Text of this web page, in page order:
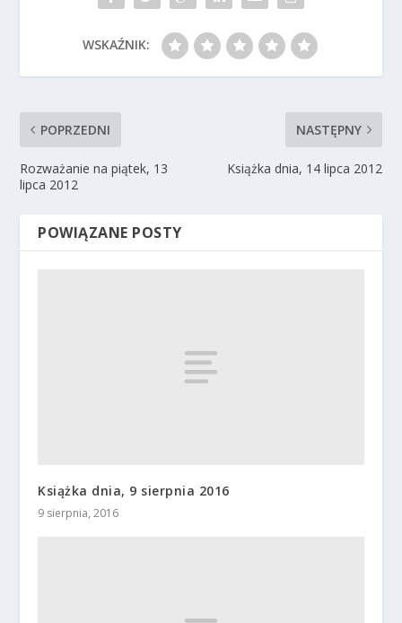
WSKAŹNIK:
POPRZEDNI
Rozważanie na piątek, 13
lipca 2012
NASTĘPNY
Książka dnia, 14 lipca 2012
POWIĄZANE POSTY
Książka dnia, 9 sierpnia 2016
9 sierpnia, 2016